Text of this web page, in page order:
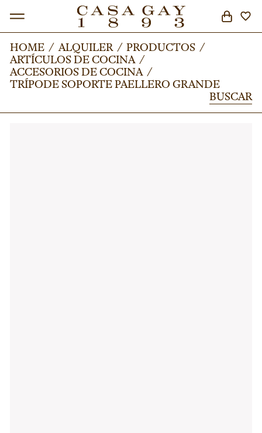
BUSCAR
HOME / ALQUILER / PRODUCTOS /
ARTÍCULOS DE COCINA /
ACCESORIOS DE COCINA /
TRÍPODE SOPORTE PAELLERO GRANDE
BUSCAR
HOME / ALQUILER / PRODUCTOS /
ARTÍCULOS DE COCINA /
ACCESORIOS DE COCINA /
TRÍPODE SOPORTE PAELLERO GRANDE
BUSCAR